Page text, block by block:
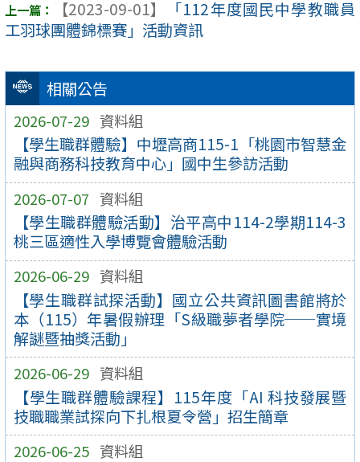
相關公告
2026-07-29 資料組
【學生職群體驗】中壢高商115-1「桃園市智慧金
融與商務科技教育中心」國中生參訪活動
2026-07-07 資料組
【學生職群體驗活動】治平高中114-2學期114-3
桃三區適性入學博覽會體驗活動
2026-06-29 資料組
【學生職群試探活動】國立公共資訊圖書館將於
本（115）年暑假辦理「S級職夢者學院──實境
解謎暨抽獎活動」
2026-06-29 資料組
【學生職群體驗課程】115年度「AI 科技發展暨
技職職業試探向下扎根夏令營」招生簡章
2026-06-25 資料組
【2023-09-01】
「112年度國民中學教職員
工羽球團體錦標賽」活動資訊